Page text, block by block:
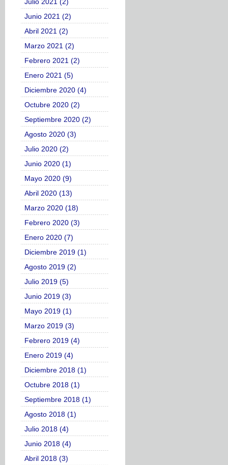
Junio 2021 (2)
Abril 2021 (2)
Marzo 2021 (2)
Febrero 2021 (2)
Enero 2021 (5)
Diciembre 2020 (4)
Octubre 2020 (2)
Septiembre 2020 (2)
Agosto 2020 (3)
Julio 2020 (2)
Junio 2020 (1)
Mayo 2020 (9)
Abril 2020 (13)
Marzo 2020 (18)
Febrero 2020 (3)
Enero 2020 (7)
Diciembre 2019 (1)
Agosto 2019 (2)
Julio 2019 (5)
Junio 2019 (3)
Mayo 2019 (1)
Marzo 2019 (3)
Febrero 2019 (4)
Enero 2019 (4)
Diciembre 2018 (1)
Octubre 2018 (1)
Septiembre 2018 (1)
Agosto 2018 (1)
Julio 2018 (4)
Junio 2018 (4)
Abril 2018 (3)